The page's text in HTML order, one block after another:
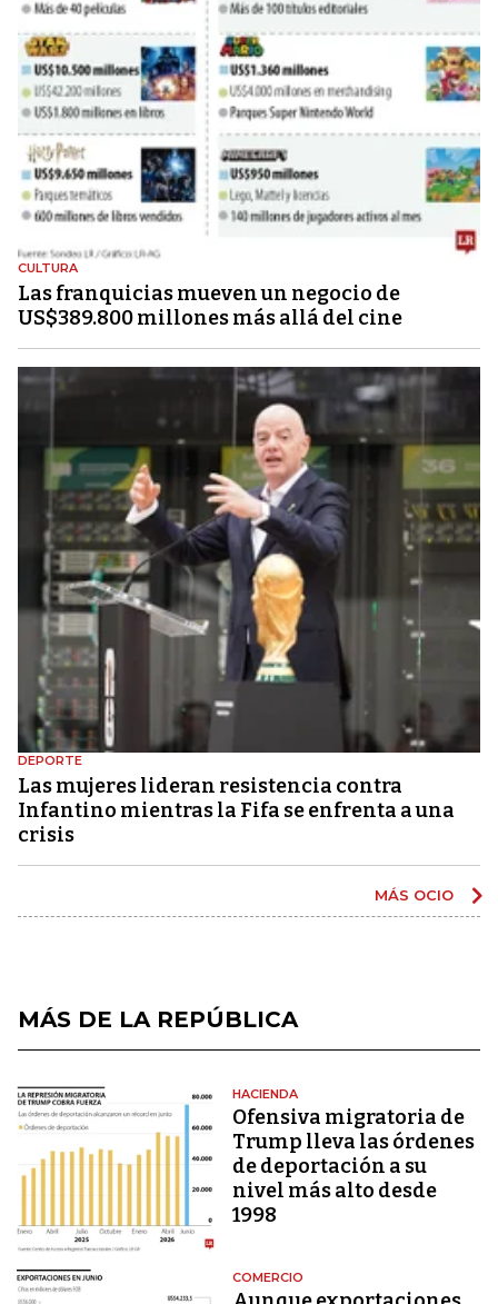
CULTURA
Las franquicias mueven un negocio de
US$389.800 millones más allá del cine
DEPORTE
Las mujeres lideran resistencia contra
Infantino mientras la Fifa se enfrenta a una
crisis
MÁS OCIO
MÁS DE LA REPÚBLICA
HACIENDA
Ofensiva migratoria de
Trump lleva las órdenes
de deportación a su
nivel más alto desde
1998
COMERCIO